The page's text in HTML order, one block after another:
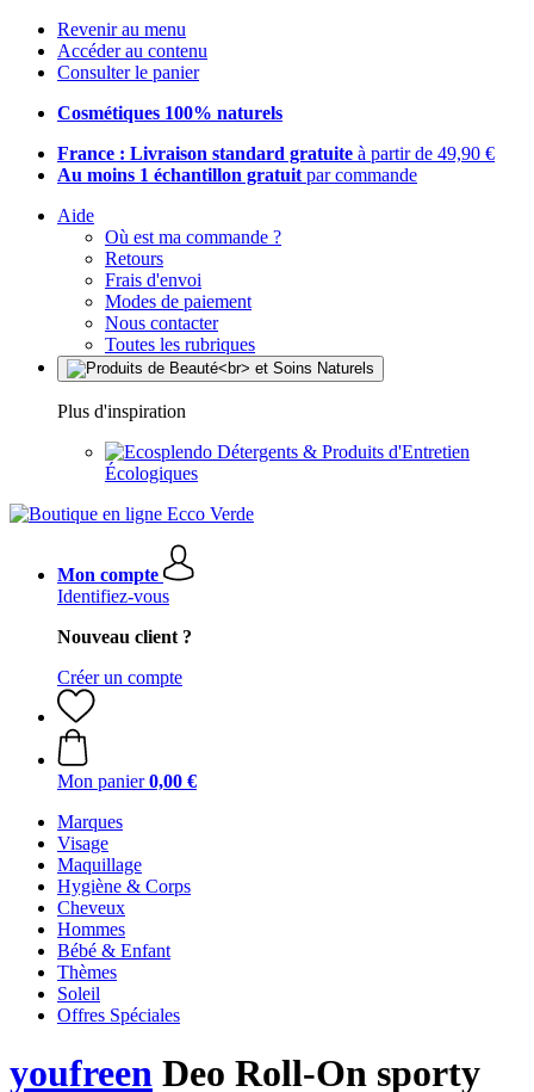
Revenir au menu
Accéder au contenu
Consulter le panier
Cosmétiques 100% naturels
France : Livraison standard gratuite à partir de 49,90 €
Au moins 1 échantillon gratuit par commande
Aide
Où est ma commande ?
Retours
Frais d'envoi
Modes de paiement
Nous contacter
Toutes les rubriques
Plus d'inspiration
Détergents & Produits d'Entretien
Écologiques
Mon compte
Identifiez-vous
Nouveau client ?
Créer un compte
Mon panier 0,00 €
Marques
Visage
Maquillage
Hygiène & Corps
Cheveux
Hommes
Bébé & Enfant
Thèmes
Soleil
Offres Spéciales
youfreen Deo Roll-On sporty